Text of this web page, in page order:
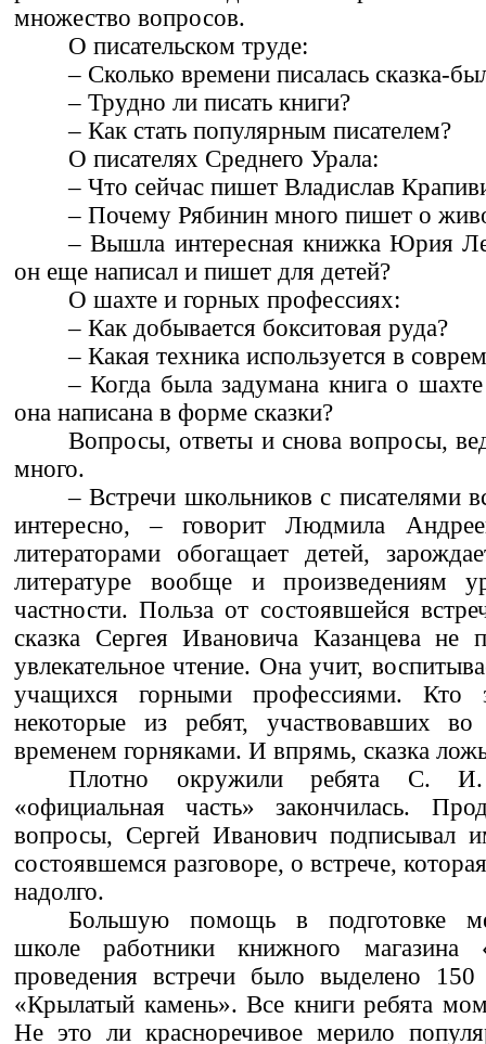
множество вопросов.
О писательском труде:
– Сколько времени писалась сказка-
– Трудно ли писать книги?
– Как стать популярным писателем?
О писателях Среднего Урала:
– Что сейчас пишет Владислав
– Почему Рябинин много пишет о
– Вышла интересная книжка Юрия
он еще написал и пишет для детей?
О шахте и горных профессиях:
– Как добывается бокситовая руда?
– Какая техника используется в
– Когда была задумана книга о
она написана в форме сказки?
Вопросы, ответы и снова вопросы,
много.
– Встречи школьников с писателями
интересно, – говорит Людмила
литераторами обогащает детей,
литературе вообще и произведениям
частности. Польза от состоявшейся
сказка Сергея Ивановича Казанцева не
увлекательное чтение. Она учит,
учащихся горными профессиями. Кто
некоторые из ребят, участвовавших во
временем горняками. И впрямь, сказка
Плотно окружили ребята С. И.
«официальная часть» закончилась.
вопросы, Сергей Иванович подписывал
состоявшемся разговоре, о встрече,
надолго.
Большую помощь в подготовке
школе работники книжного
проведения встречи было выделено 150
«Крылатый камень». Все книги ребята
Не это ли красноречивое мерило